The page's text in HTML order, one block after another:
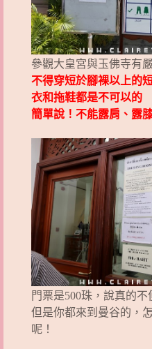
參觀大皇宮與玉佛寺有
不得穿短於腳裸以上的
衣和拖鞋都是不可以的
簡單說！不能露肩、露
門票是500珠，說真的不
但是你都來到曼谷的，
呢！